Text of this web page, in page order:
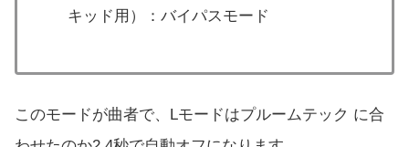
キッド用）：バイパスモード
このモードが曲者で、Lモードはプルームテック に合